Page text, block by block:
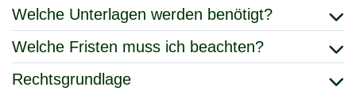
Welche Unterlagen werden benötigt?
Welche Fristen muss ich beachten?
Rechtsgrundlage